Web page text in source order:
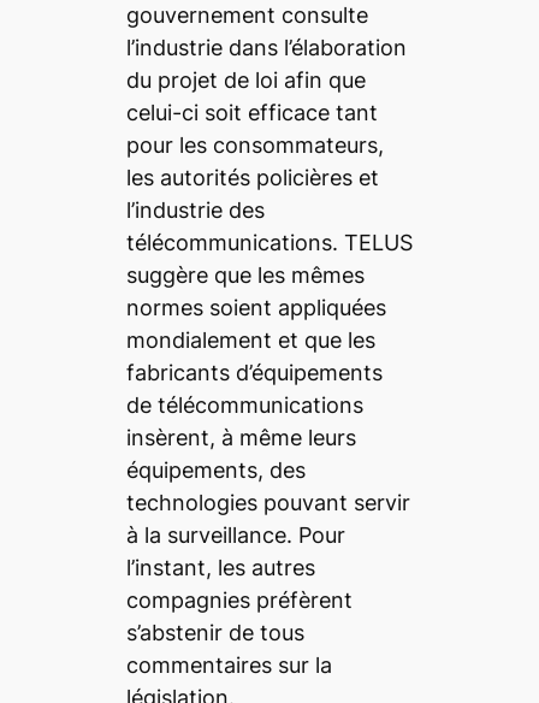
gouvernement consulte
l’industrie dans l’élaboration
du projet de loi afin que
celui-ci soit efficace tant
pour les consommateurs,
les autorités policières et
l’industrie des
télécommunications. TELUS
suggère que les mêmes
normes soient appliquées
mondialement et que les
fabricants d’équipements
de télécommunications
insèrent, à même leurs
équipements, des
technologies pouvant servir
à la surveillance. Pour
l’instant, les autres
compagnies préfèrent
s’abstenir de tous
commentaires sur la
législation.